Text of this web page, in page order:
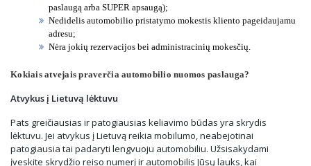
paslaugą arba SUPER apsaugą);
Nedidelis automobilio pristatymo mokestis kliento pageidaujamu
adresu;
Nėra jokių rezervacijos bei administracinių mokesčių.
Kokiais atvejais praverčia automobilio nuomos paslauga?
Atvykus į Lietuvą lėktuvu
Pats greičiausias ir patogiausias keliavimo būdas yra skrydis
lėktuvu. Jei atvykus į Lietuvą reikia mobilumo, neabejotinai
patogiausia tai padaryti lengvuoju automobiliu. Užsisakydami
įveskite skrydžio reiso numerį ir automobilis Jūsų lauks, kai